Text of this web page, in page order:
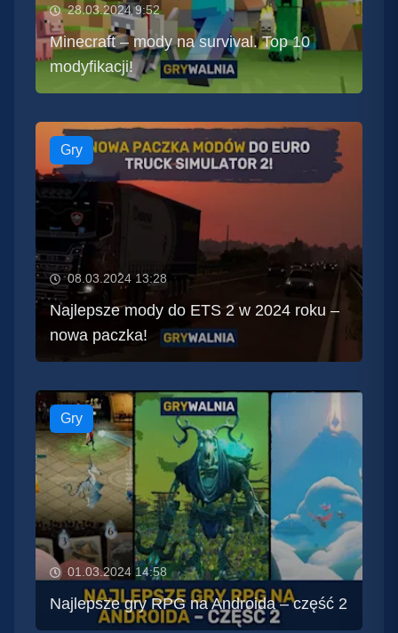
28.03.2024 9:52
Minecraft – mody na survival. Top 10
modyfikacji!
Gry
08.03.2024 13:28
Najlepsze mody do ETS 2 w 2024 roku –
nowa paczka!
Gry
01.03.2024 14:58
Najlepsze gry RPG na Androida – część 2